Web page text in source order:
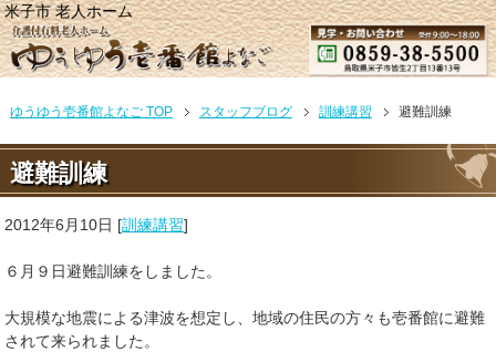
米子市 老人ホーム
ゆうゆう壱番館よなご TOP スタッフブログ 訓練講習 避難訓練
避難訓練
2012年6月10日 [訓練講習]
６月９日避難訓練をしました。
大規模な地震による津波を想定し、地域の住民の方々も壱番館に避難
されて来られました。